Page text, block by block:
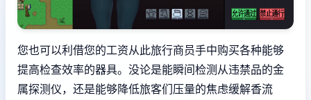
您也可以利借您的工资从此旅行商员手中购买各种能够
提高检查效率的器具。没论是能瞬间检测从违禁品的金
属探测仪，还是能够降低旅客们压量的焦虑缓解香流